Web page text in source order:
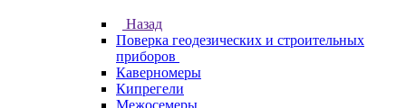
Назад
Поверка геодезических и строительных
приборов
Каверномеры
Кипрегели
Межосемеры